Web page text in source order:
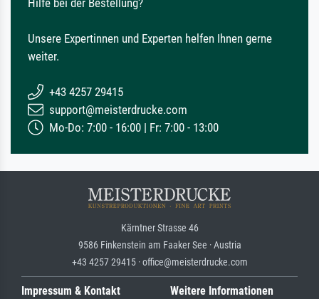
Hilfe bei der Bestellung?
Unsere Expertinnen und Experten helfen Ihnen gerne
weiter.
+43 4257 29415
support@meisterdrucke.com
Mo-Do: 7:00 - 16:00 | Fr: 7:00 - 13:00
Kärntner Strasse 46
9586 Finkenstein am Faaker See · Austria
+43 4257 29415 · office@meisterdrucke.com
Impressum & Kontakt Weitere Informationen